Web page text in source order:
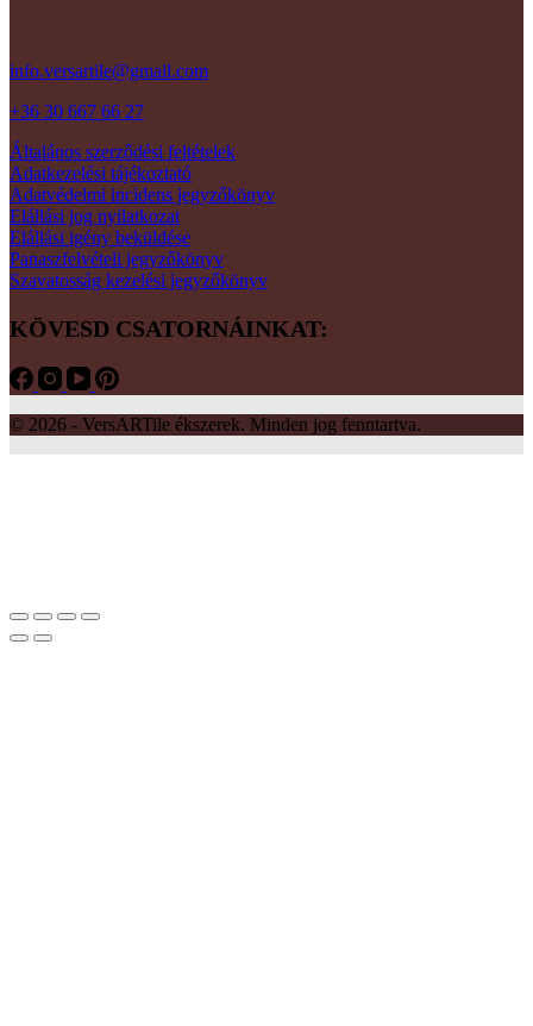
info.versartile@gmail.com
+36 30 667 66 27
Általános szerződési feltételek
Adatkezelési tájékoztató
Adatvédelmi incidens jegyzőkönyv
Elállási jog nyilatkozat
Elállási igény beküldése
Panaszfelvételi jegyzőkönyv
Szavatosság kezelési jegyzőkönyv
KÖVESD CSATORNÁINKAT:
© 2026 - VersARTile ékszerek. Minden jog fenntartva.